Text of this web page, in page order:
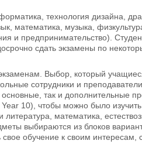
технология дизайна,
математика, музыка,
и предпринимательство).
сдать экзамены по
Выбор, который
сотрудники и преподаватели
так и дополнительные
10), чтобы можно было
математика,
выбираются из блоков
обучение к своим интересам,